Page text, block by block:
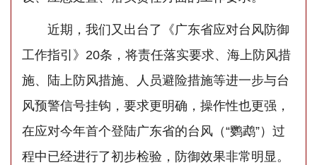
近期，我们又出台了《广东省应对台风防御
工作指引》20条，将责任落实要求、海上防风措
施、陆上防风措施、人员避险措施等进一步与台
风预警信号挂钩，要求更明确，操作性也更强，
在应对今年首个登陆广东省的台风（“鹦鹉”）过
程中已经进行了初步检验，防御效果非常明显。